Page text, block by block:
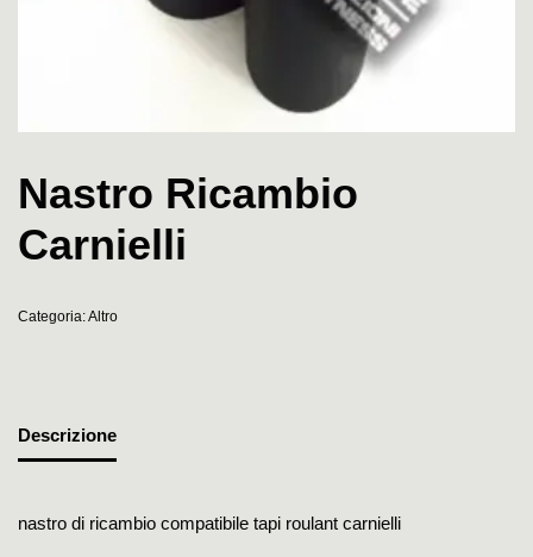
Nastro Ricambio
Carnielli
Categoria:Altro
Descrizione
nastro di ricambio compatibile tapi roulant carnielli